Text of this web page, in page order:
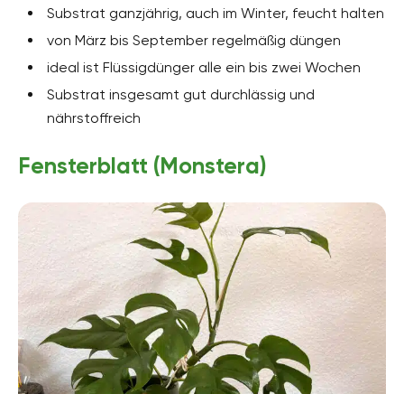
Substrat ganzjährig, auch im Winter, feucht halten
von März bis September regelmäßig düngen
ideal ist Flüssigdünger alle ein bis zwei Wochen
Substrat insgesamt gut durchlässig und
nährstoffreich
Fensterblatt (Monstera)